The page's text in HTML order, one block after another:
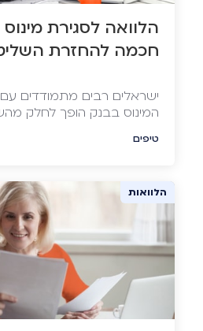
הלוואה לסגירת
חכמה להחזרת
ישראלים רבים מתמודדים
המינוס בבנק הופך לחלק
מהם אותם מחירים, מדוע
ואיך הלוואה לסגירת המינוס
לעשות סדר ולפתוח דף
טיפים
הלוואות